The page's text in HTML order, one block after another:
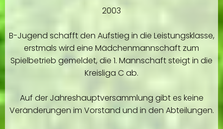
2003
B-Jugend schafft den Aufstieg in die Leistungsklasse,
erstmals wird eine Mädchenmannschaft zum
Spielbetrieb gemeldet, die 1. Mannschaft steigt in die
Kreisliga C ab.
Auf der Jahreshauptversammlung gibt es keine
Veränderungen im Vorstand und in den Abteilungen.